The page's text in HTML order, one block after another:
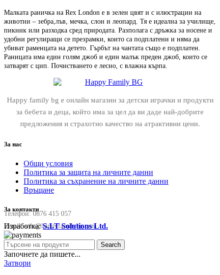
Малката раничка на Rex London е в зелен цвят и с илюстрации на
животни – зебра,лъв, мечка, слон и леопард. Тя е идеална за училище,
пикник или разходка сред природата. Разполага с дръжка за носене и
удобни регулиращи се презрамки, които са подплатени и няма да
убиват раменцата на детето. Гърбът на чантата също е подплатен.
Раницата има един голям джоб и един малък преден джоб, които се
затварят с цип. Почистването е лесно, с влажна кърпа.
Happy family bg е онлайн магазин за детски играчки и продукти
за бебета и деца, който има за цел да ви даде най-добрите
предложения и страхотно качество на атрактивни цени.
За нас
Общи условия
Политика за защита на личните данни
Политика за съхранение на личните данни
Връщане
За контакти
Телефон:0876 415 057
Email:sale@happyfamilybg.com
Изработка:S.I.T Solutions Ltd.
Search
Започнете да пишете...
Затвори